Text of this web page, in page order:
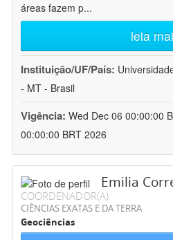
áreas fazem p...
leia
Instituição/UF/País:
- MT - Brasil
Vigência: Wed Dec 06 00:00:00
00:00:00 BRT 2026
Emilia
COORDENADOR(A)
CIÊNCIAS EXATAS E DA TERRA
Geociências